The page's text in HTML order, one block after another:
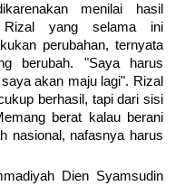
menilai hasil
yang selama ini
perubahan, ternyata
berubah. "Saya harus
akan maju lagi". Rizal
berhasil, tapi dari sisi
berat kalau berani
nasional, nafasnya harus
Dien Syamsudin